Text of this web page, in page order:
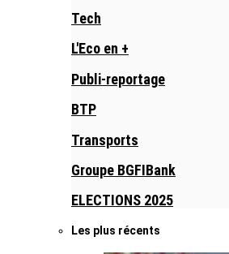
Tech
L'Eco en +
Publi-reportage
BTP
Transports
Groupe BGFIBank
ELECTIONS 2025
Les plus récents